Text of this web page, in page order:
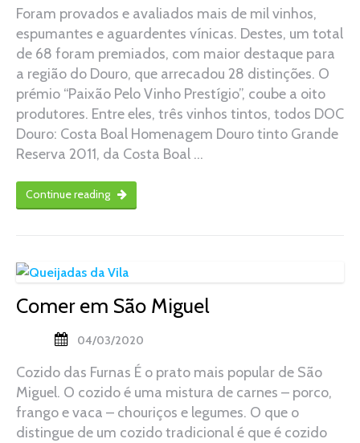
Foram provados e avaliados mais de mil vinhos,
espumantes e aguardentes vínicas. Destes, um total
de 68 foram premiados, com maior destaque para
a região do Douro, que arrecadou 28 distinções. O
prémio “Paixão Pelo Vinho Prestígio”, coube a oito
produtores. Entre eles, três vinhos tintos, todos DOC
Douro: Costa Boal Homenagem Douro tinto Grande
Reserva 2011, da Costa Boal …
Continue reading
Comer em São Miguel
04/03/2020
Cozido das Furnas É o prato mais popular de São
Miguel. O cozido é uma mistura de carnes – porco,
frango e vaca – chouriços e legumes. O que o
distingue de um cozido tradicional é que é cozido